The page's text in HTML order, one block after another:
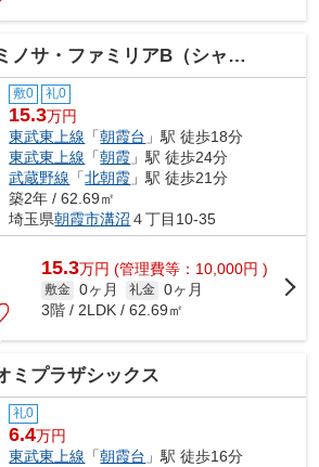
サ・ファミリアB（シャーメゾン）
敷0 礼0
15.3万円
東武東上線 「朝霞台 」駅 徒歩18分
東武東上線 「朝霞 」駅 徒歩24分
武蔵野線 「北朝霞 」駅 徒歩21分
築2年 / 62.69㎡
埼玉県朝霞市溝沼 ４丁目10-35
15.3万円 (管理費等：10,000円 )
敷金 0ヶ月 礼金 0ヶ月
3階 / 2LDK / 62.69㎡
ミプラザシックス
礼0
6.4万円
東武東上線 「朝霞台 」駅 徒歩16分